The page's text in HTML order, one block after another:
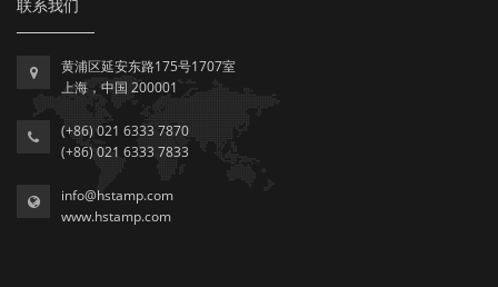
联系我们
黄浦区延安东路175号1707室
上海，中国 200001
(+86) 021 6333 7870
(+86) 021 6333 7833
info@hstamp.com
www.hstamp.com